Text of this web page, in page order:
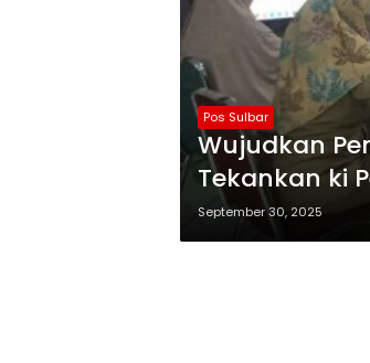
Pos Sulbar
Wujudkan
Tekankan ki
September 30, 2025